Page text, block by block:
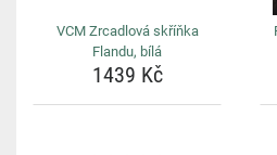
VCM Zrcadlová skříňka
Flandu, bílá
1439 Kč